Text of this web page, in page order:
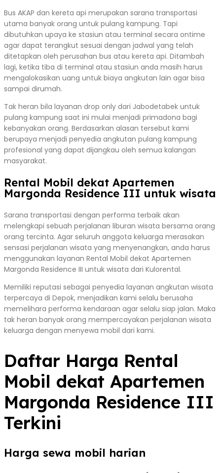
Bus AKAP dan kereta api merupakan sarana transportasi
utama banyak orang untuk pulang kampung. Tapi
dibutuhkan upaya ke stasiun atau terminal secara ontime
agar dapat terangkut sesuai dengan jadwal yang telah
ditetapkan oleh perusahan bus atau kereta api. Ditambah
lagi, ketika tiba di terminal atau stasiun anda masih harus
mengalokasikan uang untuk biaya angkutan lain agar bisa
sampai dirumah.
Tak heran bila layanan drop only dari Jabodetabek untuk
pulang kampung saat ini mulai menjadi primadona bagi
kebanyakan orang. Berdasarkan alasan tersebut kami
berupaya menjadi penyedia angkutan pulang kampung
profesional yang dapat dijangkau oleh semua kalangan
masyarakat.
Rental Mobil dekat Apartemen
Margonda Residence III untuk wisata
Sarana transportasi dengan performa terbaik akan
melengkapi sebuah perjalanan liburan wisata bersama orang
orang tercinta. Agar seluruh anggota keluarga merasakan
sensasi perjalanan wisata yang menyenangkan, anda harus
menggunakan layanan Rental Mobil dekat Apartemen
Margonda Residence III untuk wisata dari Kulorental.
Memiliki reputasi sebagai penyedia layanan angkutan wisata
terpercaya di Depok, menjadikan kami selalu berusaha
memelihara performa kendaraan agar selalu siap jalan. Maka
tak heran banyak orang mempercayakan perjalanan wisata
keluarga dengan menyewa mobil dari kami.
Daftar Harga Rental
Mobil dekat Apartemen
Margonda Residence III
Terkini
Harga sewa mobil harian